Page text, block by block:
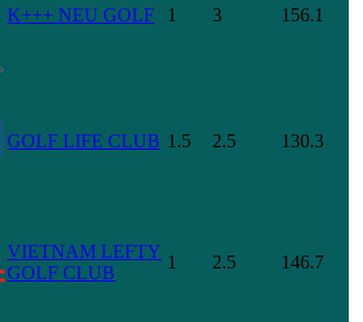
K+++ NEU GOLF 1 3 156.1
GOLF LIFE CLUB 1.5 2.5 130.3
VIETNAM LEFTY
GOLF CLUB
1 2.5 146.7